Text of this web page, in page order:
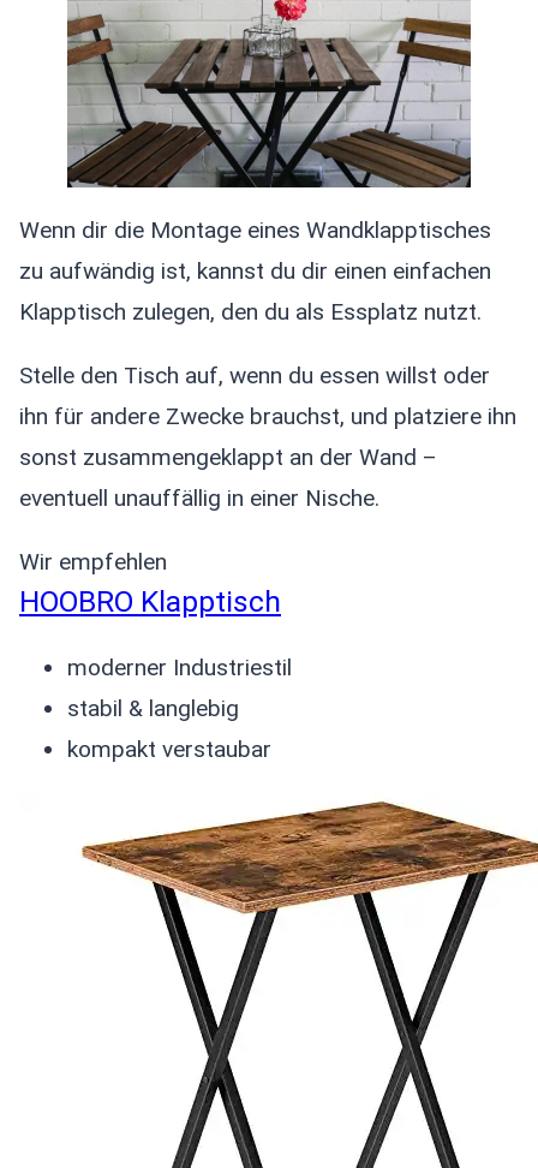
Wenn dir die Montage eines Wandklapptisches
zu aufwändig ist, kannst du dir einen einfachen
Klapptisch zulegen, den du als Essplatz nutzt.
Stelle den Tisch auf, wenn du essen willst oder
ihn für andere Zwecke brauchst, und platziere ihn
sonst zusammengeklappt an der Wand –
eventuell unauffällig in einer Nische.
Wir empfehlen
HOOBRO Klapptisch
moderner Industriestil
stabil & langlebig
kompakt verstaubar